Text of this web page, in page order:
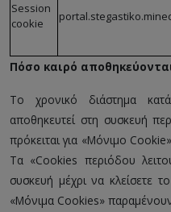
Session
cookie
Πόσο καιρό
Το χρονικό διάστημα
αποθηκευτεί στη συσκευή
πρόκειται για «Μόνιμο
Τα «Cookies περιόδου
συσκευή μέχρι να κλείσετε
«Μόνιμα Cookies»